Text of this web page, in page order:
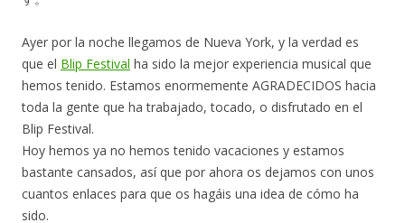
Ayer por la noche llegamos de Nueva York, y la verdad es
que el Blip Festival ha sido la mejor experiencia musical que
hemos tenido. Estamos enormemente AGRADECIDOS hacia
toda la gente que ha trabajado, tocado, o disfrutado en el
Blip Festival.
Hoy hemos ya no hemos tenido vacaciones y estamos
bastante cansados, así que por ahora os dejamos con unos
cuantos enlaces para que os hagáis una idea de cómo ha
sido.